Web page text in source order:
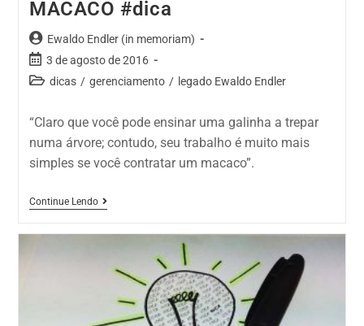
MACACO #dica
Ewaldo Endler (in memoriam)
3 de agosto de 2016
dicas / gerenciamento / legado Ewaldo Endler
“Claro que você pode ensinar uma galinha a trepar
numa árvore; contudo, seu trabalho é muito mais
simples se você contratar um macaco”.
Continue Lendo